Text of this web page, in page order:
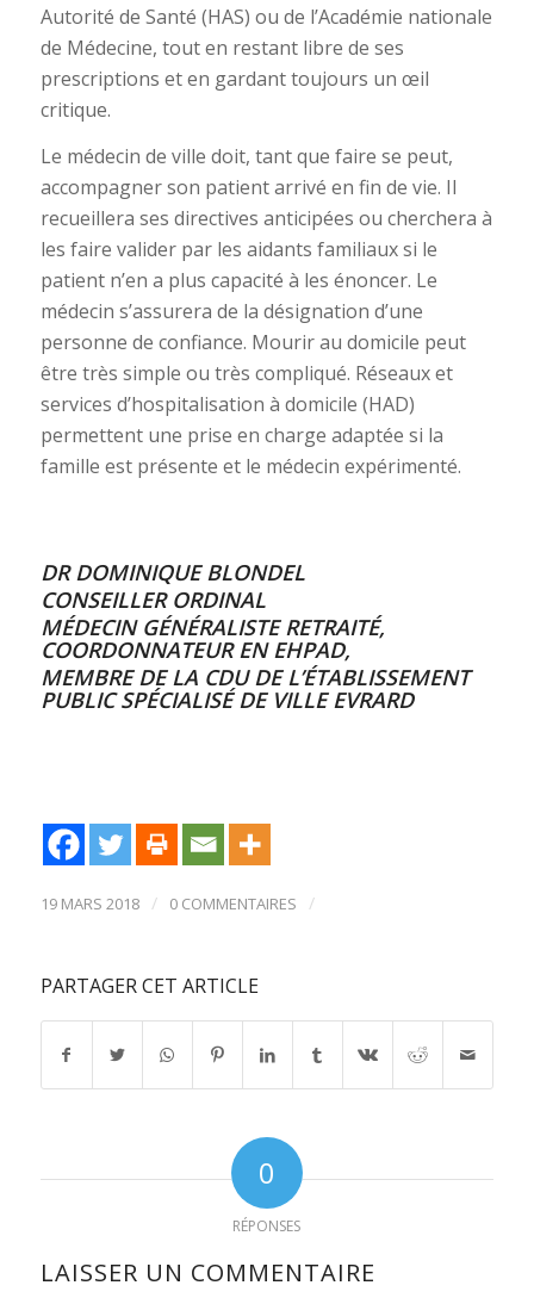
Autorité de Santé (HAS) ou de l’Académie nationale
de Médecine, tout en restant libre de ses
prescriptions et en gardant toujours un œil
critique.
Le médecin de ville doit, tant que faire se peut,
accompagner son patient arrivé en fin de vie. Il
recueillera ses directives anticipées ou cherchera à
les faire valider par les aidants familiaux si le
patient n’en a plus capacité à les énoncer. Le
médecin s’assurera de la désignation d’une
personne de confiance. Mourir au domicile peut
être très simple ou très compliqué. Réseaux et
services d’hospitalisation à domicile (HAD)
permettent une prise en charge adaptée si la
famille est présente et le médecin expérimenté.
DR DOMINIQUE BLONDEL
CONSEILLER ORDINAL
MÉDECIN GÉNÉRALISTE RETRAITÉ,
COORDONNATEUR EN EHPAD,
MEMBRE DE LA CDU DE L’ÉTABLISSEMENT
PUBLIC SPÉCIALISÉ DE VILLE EVRARD
19 MARS 2018 / 0 COMMENTAIRES /
PARTAGER CET ARTICLE
0
RÉPONSES
LAISSER UN COMMENTAIRE